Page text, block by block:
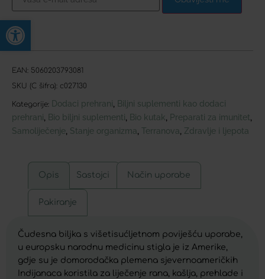
Open toolbar
EAN: 5060203793081
SKU (C šifra): c027130
Kategorije: Dodaci prehrani Biljni suplementi kao dodaci
prehrani Bio biljni suplementi Bio kutak Preparati za imunitet
Samoliječenje Stanje organizma Terranova Zdravlje i ljepota
Opis Sastojci Način uporabe
Pakiranje
Čudesna biljka s višetisućljetnom poviješću uporabe,
u europsku narodnu medicinu stigla je iz Amerike,
gdje su je domorodačka plemena sjevernoameričkih
Indijanaca koristila za liječenje rana, kašlja, prehlade i